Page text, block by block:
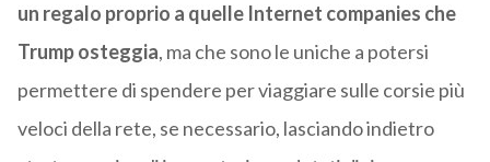
un regalo proprio a quelle Internet companies che
Trump osteggia, ma che sono le uniche a potersi
permettere di spendere per viaggiare sulle corsie più
veloci della rete, se necessario, lasciando indietro